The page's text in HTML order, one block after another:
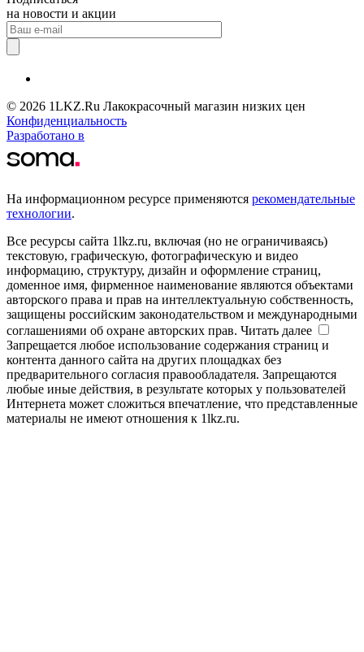
на новости и акции
© 2026 1LKZ.Ru Лакокрасочный магазин низких цен
Конфиденциальность
Разработано в
На информационном ресурсе применяются рекомендательные
технологии.
Все ресурсы сайта 1lkz.ru, включая (но не ограничиваясь)
текстовую, графическую, фотографическую и видео
информацию, структуру, дизайн и оформление страниц,
доменное имя, фирменное наименование являются объектами
авторского права и прав на интеллектуальную собственность,
защищены российским законодательством и международными
соглашениями об охране авторских прав. Читать далее
Запрещается любое использование содержания страниц и
контента данного сайта на других площадках без
предварительного согласия правообладателя. Запрещаются
любые иные действия, в результате которых у пользователей
Интернета может сложиться впечатление, что представленные
материалы не имеют отношения к 1lkz.ru.